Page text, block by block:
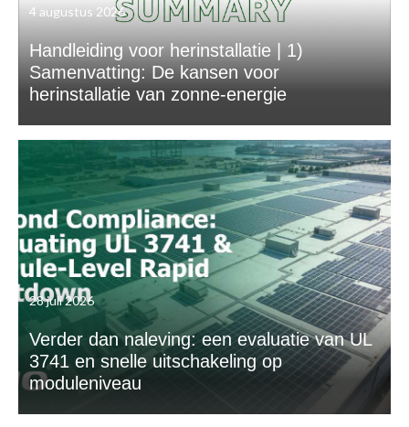
4 augustus 2026
Handleiding voor herinstallatie | 1)
Samenvatting: De kansen voor
herinstallatie van zonne-energie
28 juli 2026
Verder dan naleving: een evaluatie van UL
3741 en snelle uitschakeling op
moduleniveau